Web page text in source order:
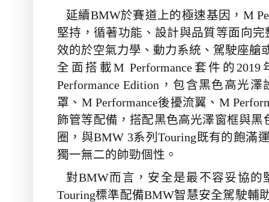
延續BMW於賽道上的極速基因， M
堅持，循著功能、設計與品質等面向完
效的於空氣力學、動力系統、駕駛座艙
全面搭載M Performance套件的 2019
Performance Edition ，包含黑色高光澤
罩、 M Performance後擾流翼、 M
飾管等配備，搭配黑色高光澤窗框與黑
圈，與BMW 3系列Touring 既有的飽滿
獨一無二的帥勁個性。
對BMW而言，安全是最不容妥協的
Touring標準配備BMW智慧安全駕駛輔